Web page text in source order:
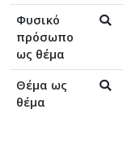
Φυσικό
πρόσωπο
ως θέμα
Θέμα ως
θέμα